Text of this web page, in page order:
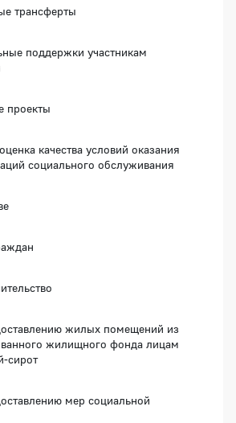
трансферты
поддержки участникам
проекты
качества условий оказания
социального обслуживания
жилых помещений из
жилищного фонда лицам
сирот
мер социальной